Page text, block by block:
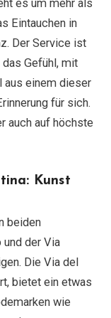
es um mehr als
Eintauchen in
Der Service ist
Gefühl, mit
aus einem dieser
für sich.
auch auf höchste
Kunst
beiden
der Via
Die Via del
bietet ein etwas
wie